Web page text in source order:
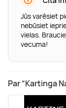
Jūs varēsiet
nebūsiet
vielas.
vecuma!
Par “Kartinga